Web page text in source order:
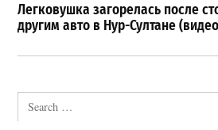
Легковушка загорелась после
другим авто в Нур-Султане
Search
for: